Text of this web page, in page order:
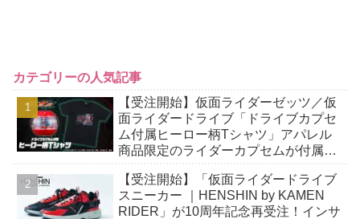
カテゴリーの人気記事
【受注開始】仮面ライダーゼッツ／仮
面ライダードライブ「ドライブカプセ
ム付属ヒーロー柄Tシャツ」アパレル
商品限定のライダーカプセムが付属す
【受注開始】「仮面ライダードライブ
スニーカー ｜HENSHIN by KAMEN
RIDER」が10周年記念再受注！インサ